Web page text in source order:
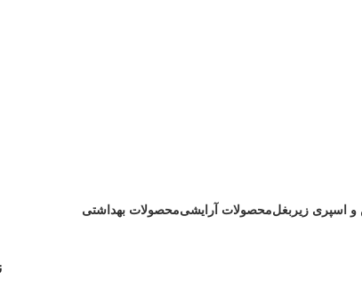
و اسپری زیربغلمحصولات آرایشیمحصولات بهداشتی